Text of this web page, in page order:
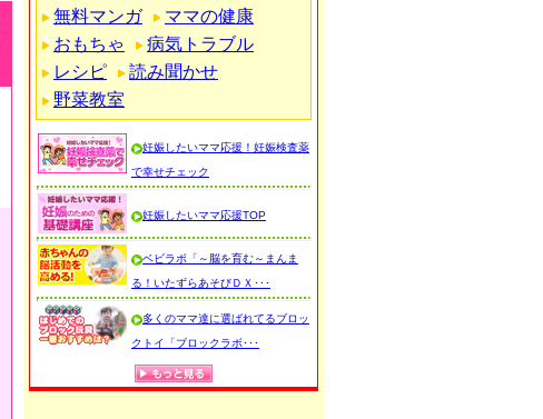
無料マンガ
ママの健康
おもちゃ
病気トラブル
レシピ
読み聞かせ
野菜教室
妊娠したいママ応援！妊娠検査薬
で幸せチェック
妊娠したいママ応援TOP
ベビラボ「～脳を育む～まんま
る！いたずらあそびＤＸ･･･
多くのママ達に選ばれてるブロッ
クトイ「ブロックラボ･･･